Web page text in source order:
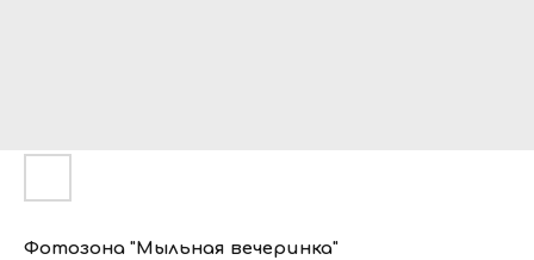
Фотозона "Мыльная вечеринка"